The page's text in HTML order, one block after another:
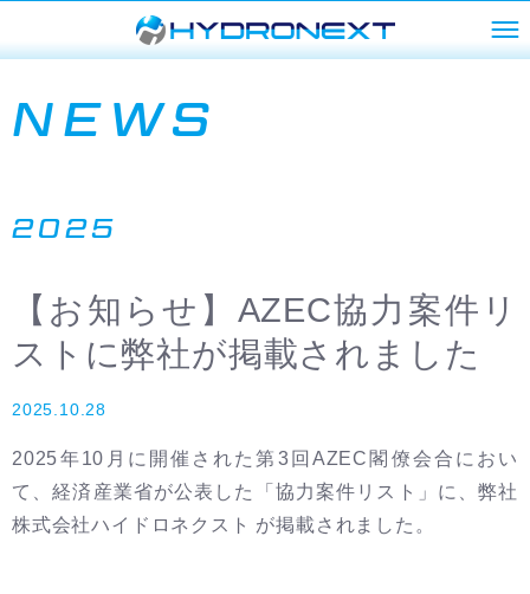
NEWS
2025
【お知らせ】AZEC協力案件リ
ストに弊社が掲載されました
2025.10.28
2025年10月に開催された第3回AZEC閣僚会合におい
て、経済産業省が公表した「協力案件リスト」に、弊社
株式会社ハイドロネクスト が掲載されました。